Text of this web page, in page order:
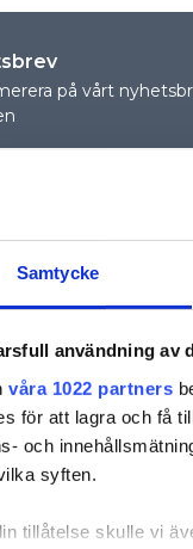
Samtycke
användning av
våra 1022 partners
för att lagra och få
och
syften.
tillåtelse skulle vi
på vårt
FÖR